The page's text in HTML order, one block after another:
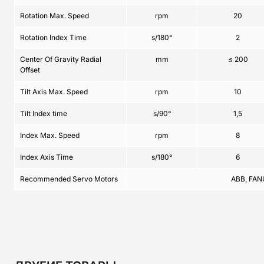
Rotation Max. Speed rpm 20
Rotation Index Time s/180° 2
Center Of Gravity Radial
Offset
mm ≤ 200
Tilt Axis Max. Speed rpm 10
Tilt Index time s/90° 1,5
Index Max. Speed rpm 8
Index Axis Time s/180° 6
Recommended Servo Motors ABB,